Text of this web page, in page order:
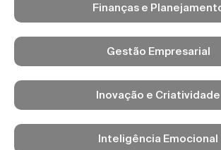
Finanças e
Gestão Empresarial
Inovação e Criatividade
Inteligência Emocional